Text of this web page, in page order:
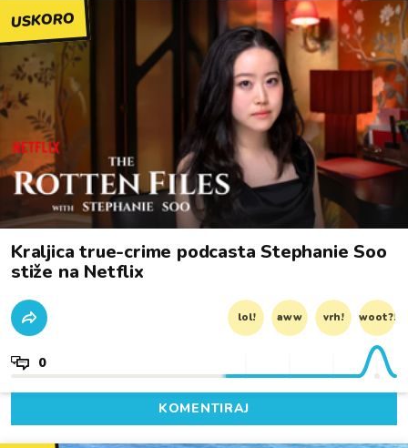
USKORO
Kraljica true-crime podcasta Stephanie Soo
stiže na Netflix
lol! aww vrh! woot?!
0
KOMENTIRAJ